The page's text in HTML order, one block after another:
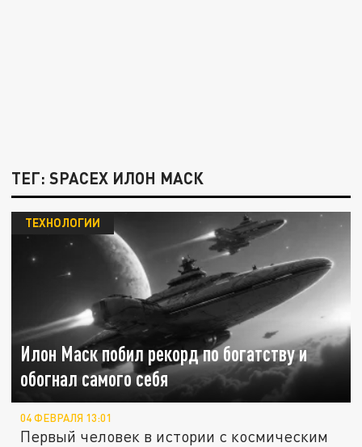
ТЕГ: SPACEX ИЛОН МАСК
Илон Маск побил рекорд по богатству и
обогнал самого себя
ТЕХНОЛОГИИ
04 ФЕВРАЛЯ 13:01
Первый человек в истории с космическим